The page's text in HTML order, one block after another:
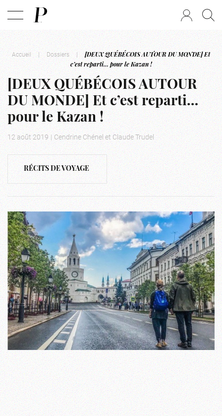
Accueil | Dossiers |
[DEUX QUÉBÉCOIS AUTOUR DU MONDE] Et
c’est reparti… pour le Kazan !
[DEUX QUÉBÉCOIS AUTOUR
DU MONDE] Et c’est reparti…
pour le Kazan !
12 août 2019 | Cendrine Chénel et Claude Trudel
RÉCITS DE VOYAGE